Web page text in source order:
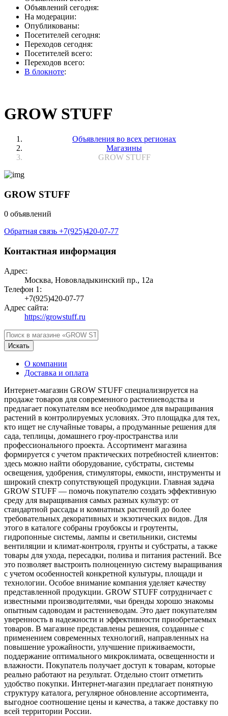
Объявлений сегодня:
На модерации:
Опубликованы:
Посетителей сегодня:
Переходов сегодня:
Посетителей всего:
Переходов всего:
В блокноте:
GROW STUFF
Объявления во всех регионах
Магазины
GROW STUFF
GROW STUFF
0 объявлений
Обратная связь +7(925)420-07-77
Контактная информация
Адрес:
Москва, Нововладыкинский пр., 12а
Телефон 1:
+7(925)420-07-77
Адрес сайта:
https://growstuff.ru
Искать
О компании
Доставка и оплата
Интернет-магазин GROW STUFF специализируется на
продаже товаров для современного растениеводства и
предлагает покупателям все необходимое для выращивания
растений в контролируемых условиях. Это площадка для тех,
кто ищет не случайные товары, а продуманные решения для
сада, теплицы, домашнего гроу-пространства или
профессионального проекта. Ассортимент магазина
формируется с учетом практических потребностей клиентов:
здесь можно найти оборудование, субстраты, системы
освещения, удобрения, стимуляторы, емкости, инструменты и
широкий спектр сопутствующей продукции. Главная задача
GROW STUFF — помочь покупателю создать эффективную
среду для выращивания самых разных культур: от
стандартной рассады и комнатных растений до более
требовательных декоративных и экзотических видов. Для
этого в каталоге собраны гроубоксы и гроутенты,
гидропонные системы, лампы и светильники, системы
вентиляции и климат-контроля, грунты и субстраты, а также
товары для ухода, пересадки, полива и питания растений. Все
это позволяет выстроить полноценную систему выращивания
с учетом особенностей конкретной культуры, площади и
технологии. Особое внимание компания уделяет качеству
представленной продукции. GROW STUFF сотрудничает с
известными производителями, чьи бренды хорошо знакомы
опытным садоводам и растениеводам. Это дает покупателям
уверенность в надежности и эффективности приобретаемых
товаров. В магазине представлены решения, созданные с
применением современных технологий, направленных на
повышение урожайности, улучшение приживаемости,
поддержание оптимального микроклимата, освещенности и
влажности. Покупатель получает доступ к товарам, которые
реально работают на результат. Отдельно стоит отметить
удобство покупки. Интернет-магазин предлагает понятную
структуру каталога, регулярное обновление ассортимента,
выгодное соотношение цены и качества, а также доставку по
всей территории России.